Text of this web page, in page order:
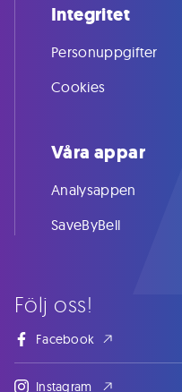
Följ oss!
Facebook
Instagram
Integritet
Personuppgifter
Cookies
Våra appar
Analysappen
SaveByBell